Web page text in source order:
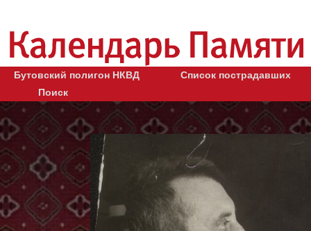
Бутовский полигон НКВД
Список пострадавших
Поиск